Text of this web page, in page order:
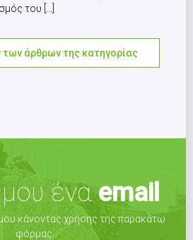
του [...]
άρθρων της κατηγορίας
μου έναemail
κάνοντας χρήσης της παρακάτω
φόρμας.